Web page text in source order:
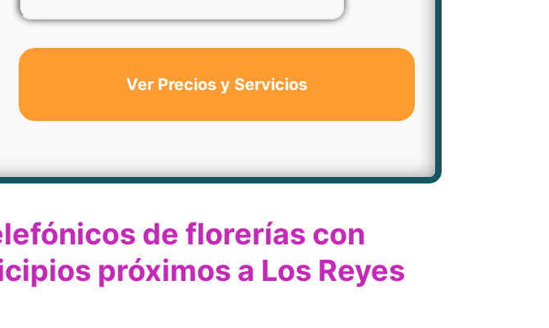
Ver Precios y Servicios
de florerías con
próximos a Los Reyes